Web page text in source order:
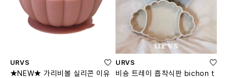
URVS
★NEW★ 가리비볼 실리콘 이유
URVS
비숑 트레이 흡착식판 bichon t